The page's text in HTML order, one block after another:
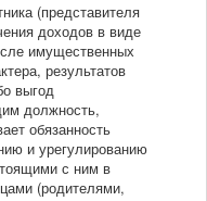
(представителя
доходов в виде
имущественных
результатов
выгод
должность,
обязанность
и урегулированию
с ним в
(родителями,